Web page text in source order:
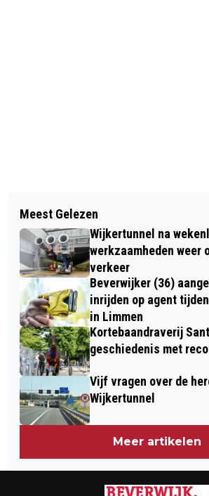
FLUISTERTOCHT LANGS
VOGELS IN
DRIEHUIZEN
SPORTEN KAN ÍEDEREEN!
BLIJKT UIT HET VERHAAL
CYNTHIA
Meest Gelezen
Wijkertunnel na
werkzaamheden weer
verkeer
Beverwijker (36)
inrijden op agent
in Limmen
Kortebaandraverij
geschiedenis met
Vijf vragen over de
Wijkertunnel
Meer artikelen